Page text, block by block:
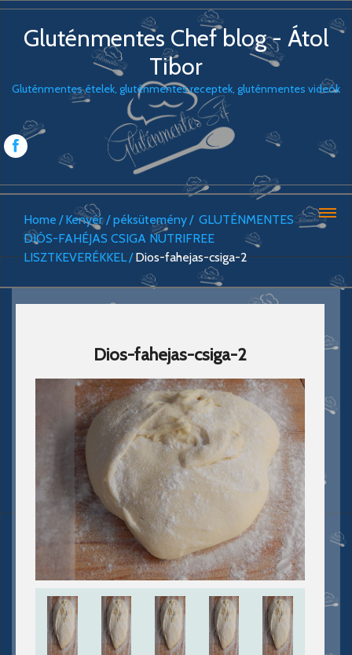
Gluténmentes Chef blog - Átol
Tibor
Gluténmentes ételek, gluténmentes receptek, gluténmentes videók
Home Kenyér / péksütemény
GLUTÉNMENTES
DIÓS-FAHÉJAS CSIGA NUTRIFREE
LISZTKEVERÉKKEL Dios-fahejas-csiga-2
Dios-fahejas-csiga-2